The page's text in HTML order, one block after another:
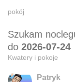
pokój
Szukam
do 2026-07-24
Kwatery i pokoje
Patryk